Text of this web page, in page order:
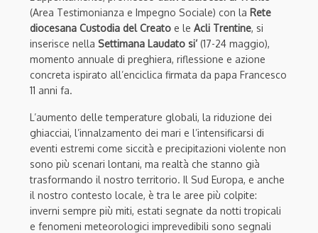
(Area Testimonianza e Impegno Sociale) con la Rete
diocesana Custodia del Creato e le Acli Trentine, si
inserisce nella Settimana Laudato si’ (17-24 maggio),
momento annuale di preghiera, riflessione e azione
concreta ispirato all’enciclica firmata da papa Francesco
11 anni fa.
L’aumento delle temperature globali, la riduzione dei
ghiacciai, l’innalzamento dei mari e l’intensificarsi di
eventi estremi come siccità e precipitazioni violente non
sono più scenari lontani, ma realtà che stanno già
trasformando il nostro territorio. Il Sud Europa, e anche
il nostro contesto locale, è tra le aree più colpite:
inverni sempre più miti, estati segnate da notti tropicali
e fenomeni meteorologici imprevedibili sono segnali